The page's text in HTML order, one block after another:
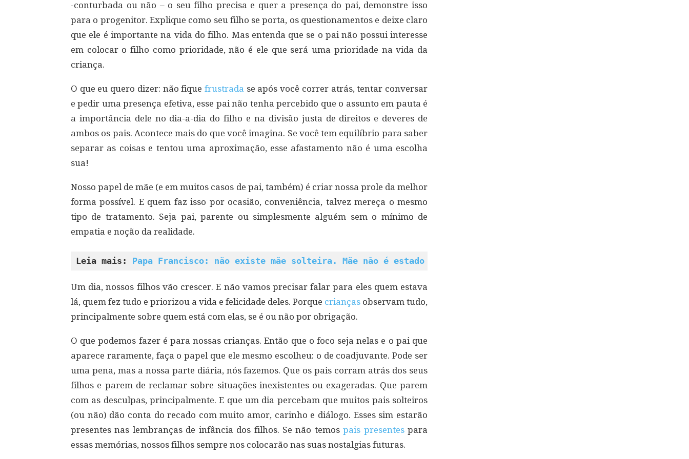
-conturbada ou não – o seu filho precisa e quer a presença do pai, demonstre isso
para o progenitor. Explique como seu filho se porta, os questionamentos e deixe claro
que ele é importante na vida do filho. Mas entenda que se o pai não possui interesse
em colocar o filho como prioridade, não é ele que será uma prioridade na vida da
criança.
O que eu quero dizer: não fique frustrada se após você correr atrás, tentar conversar
e pedir uma presença efetiva, esse pai não tenha percebido que o assunto em pauta é
a importância dele no dia-a-dia do filho e na divisão justa de direitos e deveres de
ambos os pais. Acontece mais do que você imagina. Se você tem equilíbrio para saber
separar as coisas e tentou uma aproximação, esse afastamento não é uma escolha
sua!
Nosso papel de mãe (e em muitos casos de pai, também) é criar nossa prole da melhor
forma possível. E quem faz isso por ocasião, conveniência, talvez mereça o mesmo
tipo de tratamento. Seja pai, parente ou simplesmente alguém sem o mínimo de
empatia e noção da realidade.
Leia mais: Papa Francisco: não existe mãe solteira. Mãe não é estado civil
Um dia, nossos filhos vão crescer. E não vamos precisar falar para eles quem estava
lá, quem fez tudo e priorizou a vida e felicidade deles. Porque crianças observam tudo,
principalmente sobre quem está com elas, se é ou não por obrigação.
O que podemos fazer é para nossas crianças. Então que o foco seja nelas e o pai que
aparece raramente, faça o papel que ele mesmo escolheu: o de coadjuvante. Pode ser
uma pena, mas a nossa parte diária, nós fazemos. Que os pais corram atrás dos seus
filhos e parem de reclamar sobre situações inexistentes ou exageradas. Que parem
com as desculpas, principalmente. E que um dia percebam que muitos pais solteiros
(ou não) dão conta do recado com muito amor, carinho e diálogo. Esses sim estarão
presentes nas lembranças de infância dos filhos. Se não temospais presentespara
essas memórias, nossos filhos sempre nos colocarão nas suas nostalgias futuras.